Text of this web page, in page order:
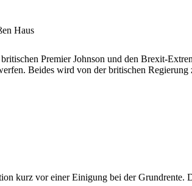
Haus
Premier Johnson und den Brexit-
Beides wird von der britischen Regierung
kurz vor einer Einigung bei der Grundrente.